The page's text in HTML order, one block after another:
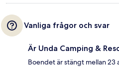
Vanliga frågor och svar
Är Unda Camping &
Boendet är stängt mellan 23